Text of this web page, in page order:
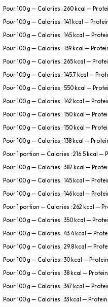
Pour 100 g — Calories : 260 kcal —
Pour 100 g — Calories : 141 kcal —
Pour 100 g — Calories : 145 kcal —
Pour 100 g — Calories : 139 kcal —
Pour 100 g — Calories : 265 kcal —
Pour 100 g — Calories : 145.7 kcal —
Pour 100 g — Calories : 550 kcal —
Pour 100 g — Calories : 142 kcal —
Pour 100 g — Calories : 150 kcal —
Pour 100 g — Calories : 150 kcal —
Pour 100 g — Calories : 138 kcal —
Pour 1 portion — Calories : 216.5 kcal —
Pour 100 g — Calories : 387 kcal —
Pour 100 g — Calories : 145 kcal —
Pour 100 g — Calories : 146 kcal —
Pour 1 portion — Calories : 262 kcal —
Pour 100 g — Calories : 350 kcal —
Pour 100 g — Calories : 43.4 kcal —
Pour 100 g — Calories : 29.8 kcal —
Pour 100 g — Calories : 30 kcal —
Pour 100 g — Calories : 38 kcal —
Pour 100 g — Calories : 347 kcal —
Pour 100 g — Calories : 33 kcal —